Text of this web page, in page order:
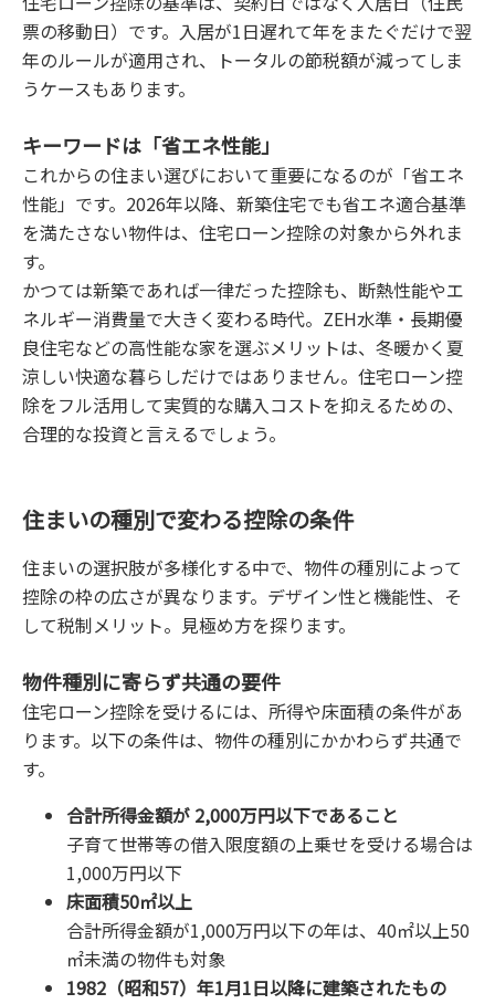
票の移動日）です。入居が1日遅れて年をまたぐだけで翌
年のルールが適用され、トータルの節税額が減ってしま
うケースもあります。
キーワードは「省エネ性能」
これからの住まい選びにおいて重要になるのが「省エネ
性能」です。2026年以降、新築住宅でも省エネ適合基準
を満たさない物件は、住宅ローン控除の対象から外れま
す。
かつては新築であれば一律だった控除も、断熱性能やエ
ネルギー消費量で大きく変わる時代。ZEH水準・長期優
良住宅などの高性能な家を選ぶメリットは、冬暖かく夏
涼しい快適な暮らしだけではありません。住宅ローン控
除をフル活用して実質的な購入コストを抑えるための、
合理的な投資と言えるでしょう。
住まいの種別で変わる控除の条件
住まいの選択肢が多様化する中で、物件の種別によって
控除の枠の広さが異なります。デザイン性と機能性、そ
して税制メリット。見極め方を探ります。
物件種別に寄らず共通の要件
住宅ローン控除を受けるには、所得や床面積の条件があ
ります。以下の条件は、物件の種別にかかわらず共通で
す。
合計所得金額が 2,000万円以下であること
子育て世帯等の借入限度額の上乗せを受ける場合は
1,000万円以下
床面積50㎡以上
合計所得金額が1,000万円以下の年は、40㎡以上50
㎡未満の物件も対象
1982（昭和57）年1月1日以降に建築されたもの